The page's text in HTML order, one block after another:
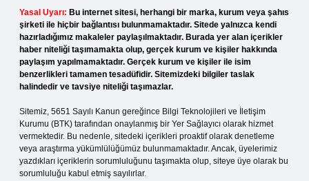
Yasal Uyarı: Bu internet sitesi, herhangi bir marka, kurum veya şahıs
şirketi ile hiçbir bağlantısı bulunmamaktadır. Sitede yalnızca kendi
hazırladığımız makaleler paylaşılmaktadır. Burada yer alan içerikler
haber niteliği taşımamakta olup, gerçek kurum ve kişiler hakkında
paylaşım yapılmamaktadır. Gerçek kurum ve kişiler ile isim
benzerlikleri tamamen tesadüfidir. Sitemizdeki bilgiler taslak
halindedir ve tavsiye niteliği taşımazlar.
Sitemiz, 5651 Sayılı Kanun gereğince Bilgi Teknolojileri ve İletişim
Kurumu (BTK) tarafından onaylanmış bir Yer Sağlayıcı olarak hizmet
vermektedir. Bu nedenle, sitedeki içerikleri proaktif olarak denetleme
veya araştırma yükümlülüğümüz bulunmamaktadır. Ancak, üyelerimiz
yazdıkları içeriklerin sorumluluğunu taşımakta olup, siteye üye olarak bu
sorumluluğu kabul etmiş sayılırlar.